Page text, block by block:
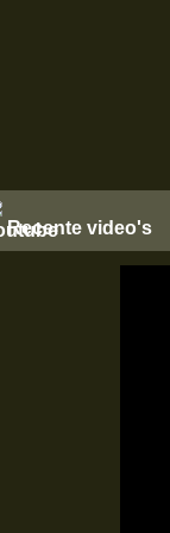
Recente video's